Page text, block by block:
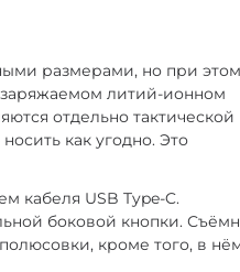
размерами, но при этом
литий-ионном
отдельно тактической
как угодно. Это
кабеля USB Type-C.
боковой кнопки.
кроме того, в